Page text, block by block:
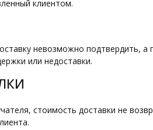
клиентом.
невозможно подтвердить, а
или недоставки.
стоимость доставки не